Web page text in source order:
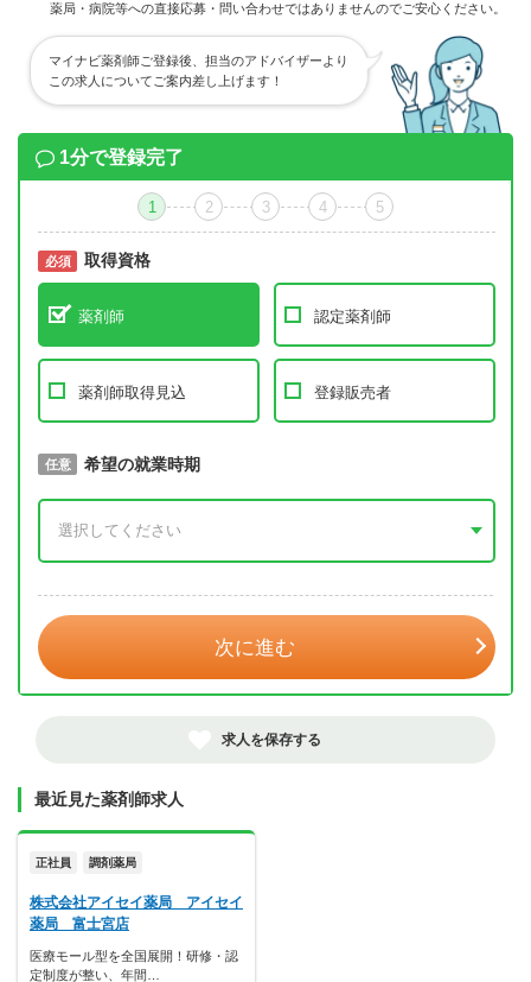
薬局・病院等への直接応募・問い合わせではありませんのでご安心ください。
マイナビ薬剤師ご登録後、担当のアドバイザーより
この求人についてご案内差し上げます！
1分で登録完了
1 2 3 4 5
必須 取得資格
薬剤師 認定薬剤師
薬剤師取得見込 登録販売者
必須 取得予定年
任意 希望の就業時期
次に進む
求人を保存する
最近見た薬剤師求人
正社員 調剤薬局
株式会社アイセイ薬局 アイセイ
薬局 富士宮店
医療モール型を全国展開！研修・認
定制度が整い、年間…